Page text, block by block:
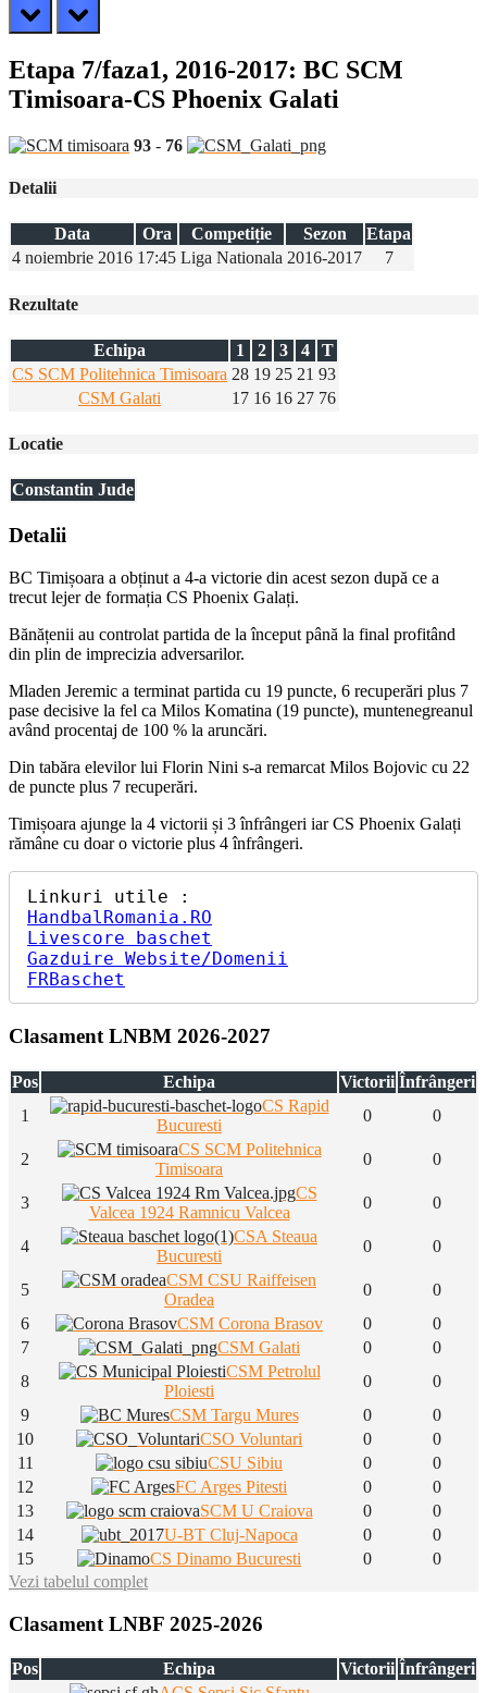
prev next
Etapa 7/faza1, 2016-2017: BC SCM
Timisoara-CS Phoenix Galati
93 - 76
Detalii
Data Ora Competiție Sezon
Etapa
4 noiembrie 2016 17:45 Liga Nationala 2016-2017 7
Rezultate
Echipa 1 2 3 4
T
CS SCM Politehnica Timisoara 28 19 25 21 93
CSM Galati
17 16 16 27 76
Locatie
Constantin Jude
Detalii
BC Timișoara a obținut a 4-a victorie din acest sezon după ce a
trecut lejer de formația CS Phoenix Galați.
Bănățenii au controlat partida de la început până la final profitând
din plin de imprecizia adversarilor.
Mladen Jeremic a terminat partida cu 19 puncte, 6 recuperări plus 7
pase decisive la fel ca Milos Komatina (19 puncte), muntenegreanul
având procentaj de 100 % la aruncări.
Din tabăra elevilor lui Florin Nini s-a remarcat Milos Bojovic cu 22
de puncte plus 7 recuperări.
Timișoara ajunge la 4 victorii și 3 înfrângeri iar CS Phoenix Galați
rămâne cu doar o victorie plus 4 înfrângeri.
HandbalRomania.RO
Livescore baschet
Gazduire Website/Domenii
FRBaschet
Clasament LNBM 2026-2027
Pos Echipa Victorii Înfrângeri
1
CS Rapid
Bucuresti
0 0
2
CS SCM Politehnica
Timisoara
0 0
3
CS
Valcea 1924 Ramnicu Valcea
0 0
4
CSA Steaua
Bucuresti
0 0
5
CSM CSU Raiffeisen
Oradea
0
0
6
CSM Corona Brasov 0
0
7
CSM Galati 0
0
8
CSM Petrolul
Ploiesti
0
0
9
CSM Targu Mures 0
0
10
CSO Voluntari 0
0
11
CSU Sibiu 0
0
12
FC Arges Pitesti 0
0
13
SCM U Craiova 0
0
14
U-BT Cluj-Napoca 0
0
15
CS Dinamo Bucuresti 0
0
Vezi tabelul complet
Clasament LNBF 2025-2026
Pos Echipa Victorii Înfrângeri